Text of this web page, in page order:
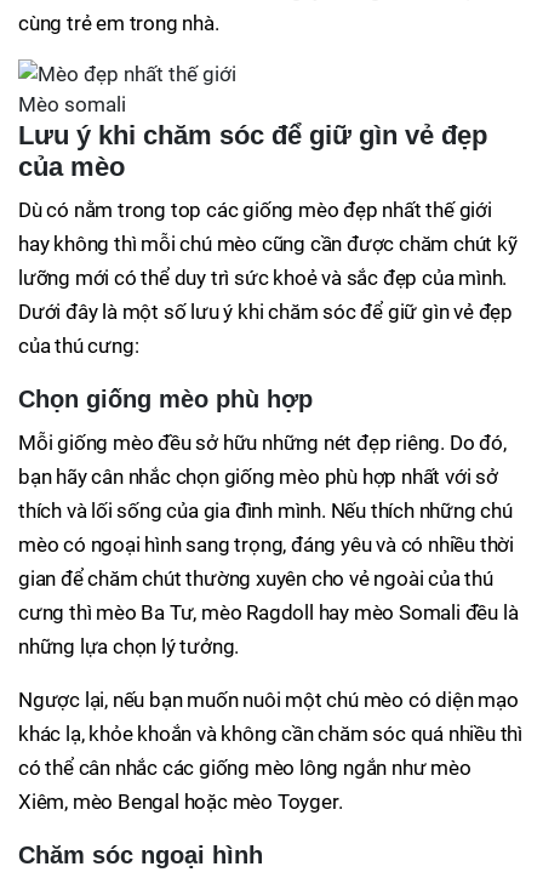
cùng trẻ em trong nhà.
Mèo somali
Lưu ý khi chăm sóc để giữ gìn vẻ đẹp
của mèo
Dù có nằm trong top các giống mèo đẹp nhất thế giới
hay không thì mỗi chú mèo cũng cần được chăm chút kỹ
lưỡng mới có thể duy trì sức khoẻ và sắc đẹp của mình.
Dưới đây là một số lưu ý khi chăm sóc để giữ gìn vẻ đẹp
của thú cưng:
Chọn giống mèo phù hợp
Mỗi giống mèo đều sở hữu những nét đẹp riêng. Do đó,
bạn hãy cân nhắc chọn giống mèo phù hợp nhất với sở
thích và lối sống của gia đình mình. Nếu thích những chú
mèo có ngoại hình sang trọng, đáng yêu và có nhiều thời
gian để chăm chút thường xuyên cho vẻ ngoài của thú
cưng thì mèo Ba Tư, mèo Ragdoll hay mèo Somali đều là
những lựa chọn lý tưởng.
Ngược lại, nếu bạn muốn nuôi một chú mèo có diện mạo
khác lạ, khỏe khoắn và không cần chăm sóc quá nhiều thì
có thể cân nhắc các giống mèo lông ngắn như mèo
Xiêm, mèo Bengal hoặc mèo Toyger.
Chăm sóc ngoại hình